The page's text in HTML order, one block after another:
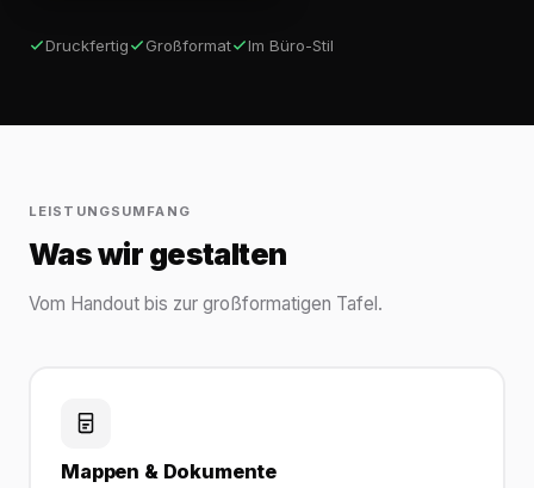
Druckfertig Großformat Im Büro-Stil
LEISTUNGSUMFANG
Was wir gestalten
Vom Handout bis zur großformatigen Tafel.
Mappen & Dokumente